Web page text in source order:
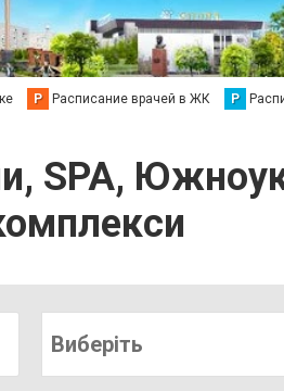
Р Расписание врачей в ЖК Р
SPA,
Виберіть